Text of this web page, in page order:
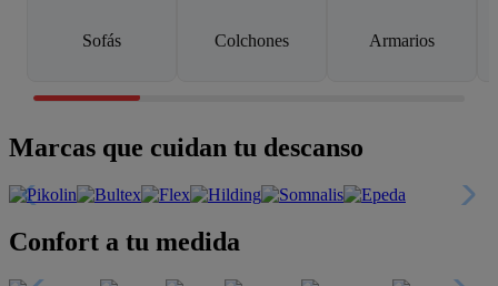
Sofás Colchones Armarios
Marcas que cuidan tu descanso
Confort a tu medida